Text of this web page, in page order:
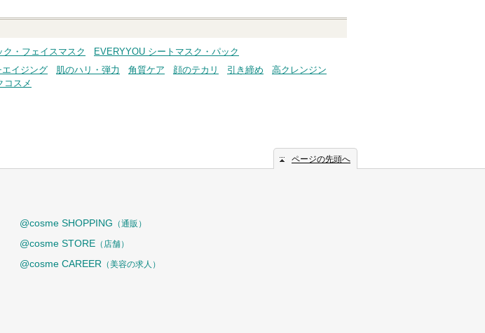
・フェイスマスク
EVERYYOU シートマスク・パック
エイジング 肌のハリ・弾力 角質ケア 顔のテカリ 引き締め
高クレンジン
コスメ
ページの先頭へ
@cosme SHOPPING （通販）
@cosme STORE （店舗）
@cosme CAREER （美容の求人）